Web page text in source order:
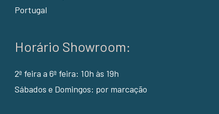
Portugal
Horário Showroom:
2ª feira a 6ª feira: 10h às 19h
Sábados e Domingos: por marcação